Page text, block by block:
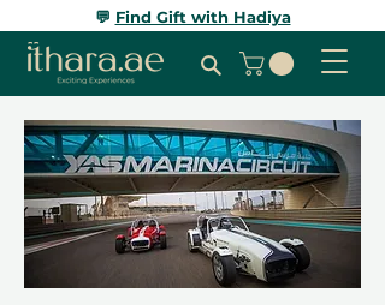
💬 Find Gift with Hadiya